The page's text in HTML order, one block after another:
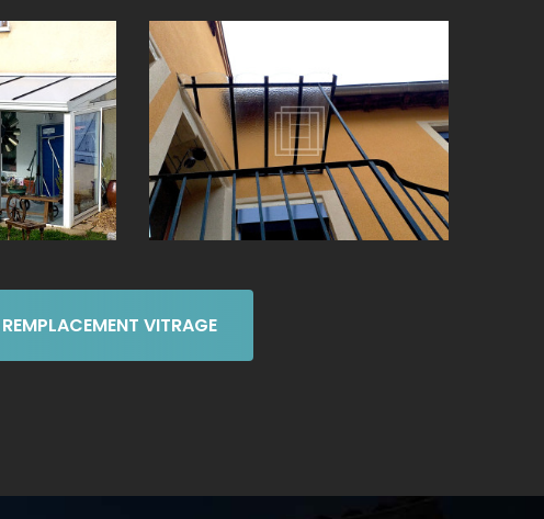
PROCHE DE
(69)
REMPLACEMENT DE VITRAGE SUR UNE
MARQUISE À LYON (69)
VITRAGE